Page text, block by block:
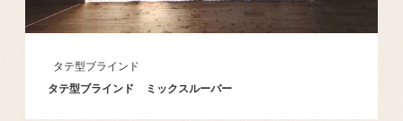
タテ型ブラインド
タテ型ブラインド ミックスルーバー